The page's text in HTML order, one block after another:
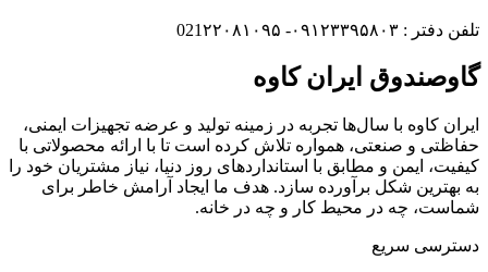
تلفن دفتر : ۰۹۱۲۳۳۹۵۸۰۳- 021۲۲۰۸۱۰۹۵
گاوصندوق ایران کاوه
ایران کاوه با سال‌ها تجربه در زمینه تولید و عرضه تجهیزات ایمنی،
حفاظتی و صنعتی، همواره تلاش کرده است تا با ارائه محصولاتی با
کیفیت، ایمن و مطابق با استانداردهای روز دنیا، نیاز مشتریان خود را
به بهترین شکل برآورده سازد. هدف ما ایجاد آرامش خاطر برای
شماست، چه در محیط کار و چه در خانه.
دسترسی سریع